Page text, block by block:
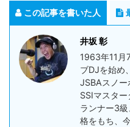
この記事を書いた人
井坂 彰
1963年11月
ブDJを始め
JSBAスノー
SSIマスタ
ランナー3
格をもち、